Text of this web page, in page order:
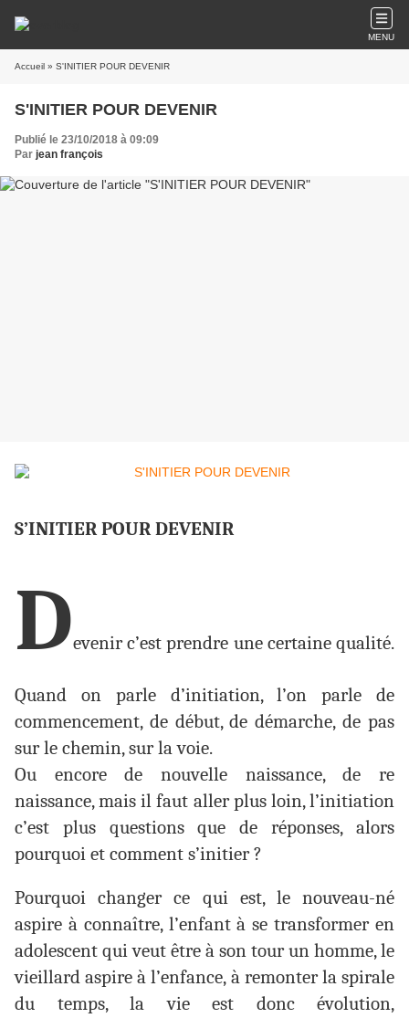
MENU
Accueil » S'INITIER POUR DEVENIR
S'INITIER POUR DEVENIR
Publié le 23/10/2018 à 09:09
Par jean françois
S’INITIER POUR DEVENIR
Devenir c’est prendre une certaine qualité.
Quand on parle d’initiation, l’on parle de
commencement, de début, de démarche, de pas
sur le chemin, sur la voie.
Ou encore de nouvelle naissance, de re
naissance, mais il faut aller plus loin, l’initiation
c’est plus questions que de réponses, alors
pourquoi et comment s’initier ?
Pourquoi changer ce qui est, le nouveau-né
aspire à connaître, l’enfant à se transformer en
adolescent qui veut être à son tour un homme, le
vieillard aspire à l’enfance, à remonter la spirale
du temps, la vie est donc évolution,